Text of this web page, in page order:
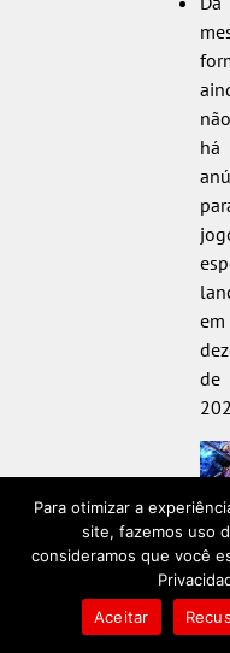
não
há
em
de
Esta lista
apenas
Para otimizar a
site, fazemos uso
consideramos que você
Aceitar